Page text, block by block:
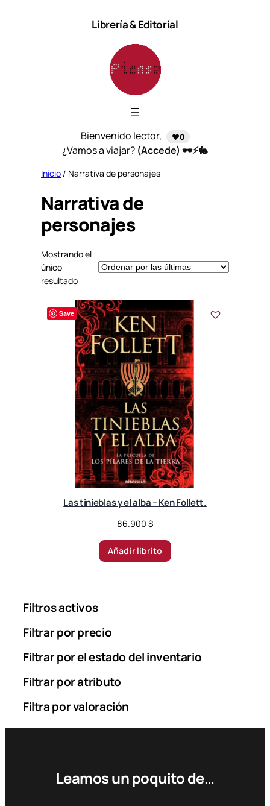
Librería & Editorial
Bienvenido lector, ❤️0
¿Vamos a viajar? (Accede) 🕶️⚡🐇
Inicio / Narrativa de personajes
Narrativa de
personajes
Mostrando el
único
resultado
Save
Las tinieblas y el alba – Ken Follett.
86.900 $
Añadir librito
Filtros activos
Filtrar por precio
Filtrar por el estado del inventario
Filtrar por atributo
Filtra por valoración
Leamos un poquito de…